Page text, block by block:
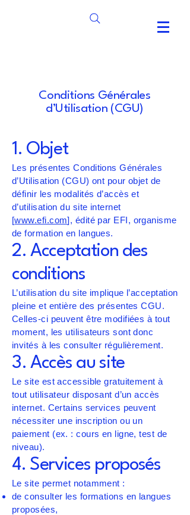
Conditions Générales
d’Utilisation (CGU)
1. Objet
Les présentes Conditions Générales
d’Utilisation (CGU) ont pour objet de
définir les modalités d’accès et
d’utilisation du site internet
[www.efi.com], édité par EFI, organisme
de formation en langues.
2. Acceptation des
conditions
L’utilisation du site implique l’acceptation
pleine et entière des présentes CGU.
Celles-ci peuvent être modifiées à tout
moment, les utilisateurs sont donc
invités à les consulter régulièrement.
3. Accès au site
Le site est accessible gratuitement à
tout utilisateur disposant d’un accès
internet. Certains services peuvent
nécessiter une inscription ou un
paiement (ex. : cours en ligne, test de
niveau).
4. Services proposés
Le site permet notamment :
de consulter les formations en langues
proposées,